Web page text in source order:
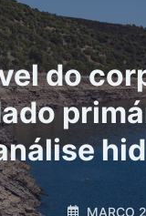
ANA e
sua